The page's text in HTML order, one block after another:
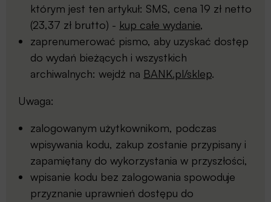
którym jest ten artykuł: SMS, cena 19 zł netto
(23,37 zł brutto) - kup całe wydanie,
zaprenumerować pismo, aby uzyskać dostęp
do wydań bieżących i wszystkich
archiwalnych: wejdź na BANK.pl/sklep.
Uwaga:
zalogowanym użytkownikom, podczas
wpisywania kodu, zakup zostanie przypisany i
zapamiętany do wykorzystania w przyszłości,
wpisanie kodu bez zalogowania spowoduje
przyznanie uprawnień dostępu do